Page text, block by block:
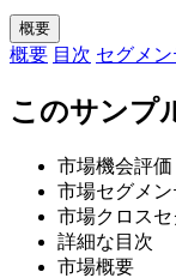
概要
概要 目次 セグメ
このサンプ
市場機会評価
市場セグメ
市場クロス
詳細な目次
市場概要